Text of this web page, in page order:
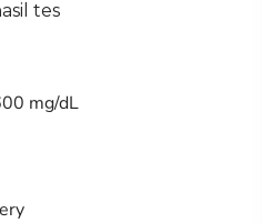
tes
mg/dL